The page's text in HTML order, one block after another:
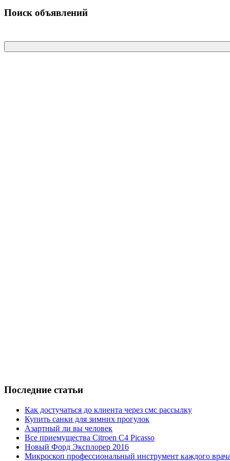
Поиск объявлений
Последние статьи
Как достучаться до клиента через смс рассылку
Купить санки для зимних прогулок
Азартный ли вы человек
Все приемущества Сitroen C4 Picasso
Новый Форд Эксплорер 2016
Микроскоп профессиональный инструмент каждого